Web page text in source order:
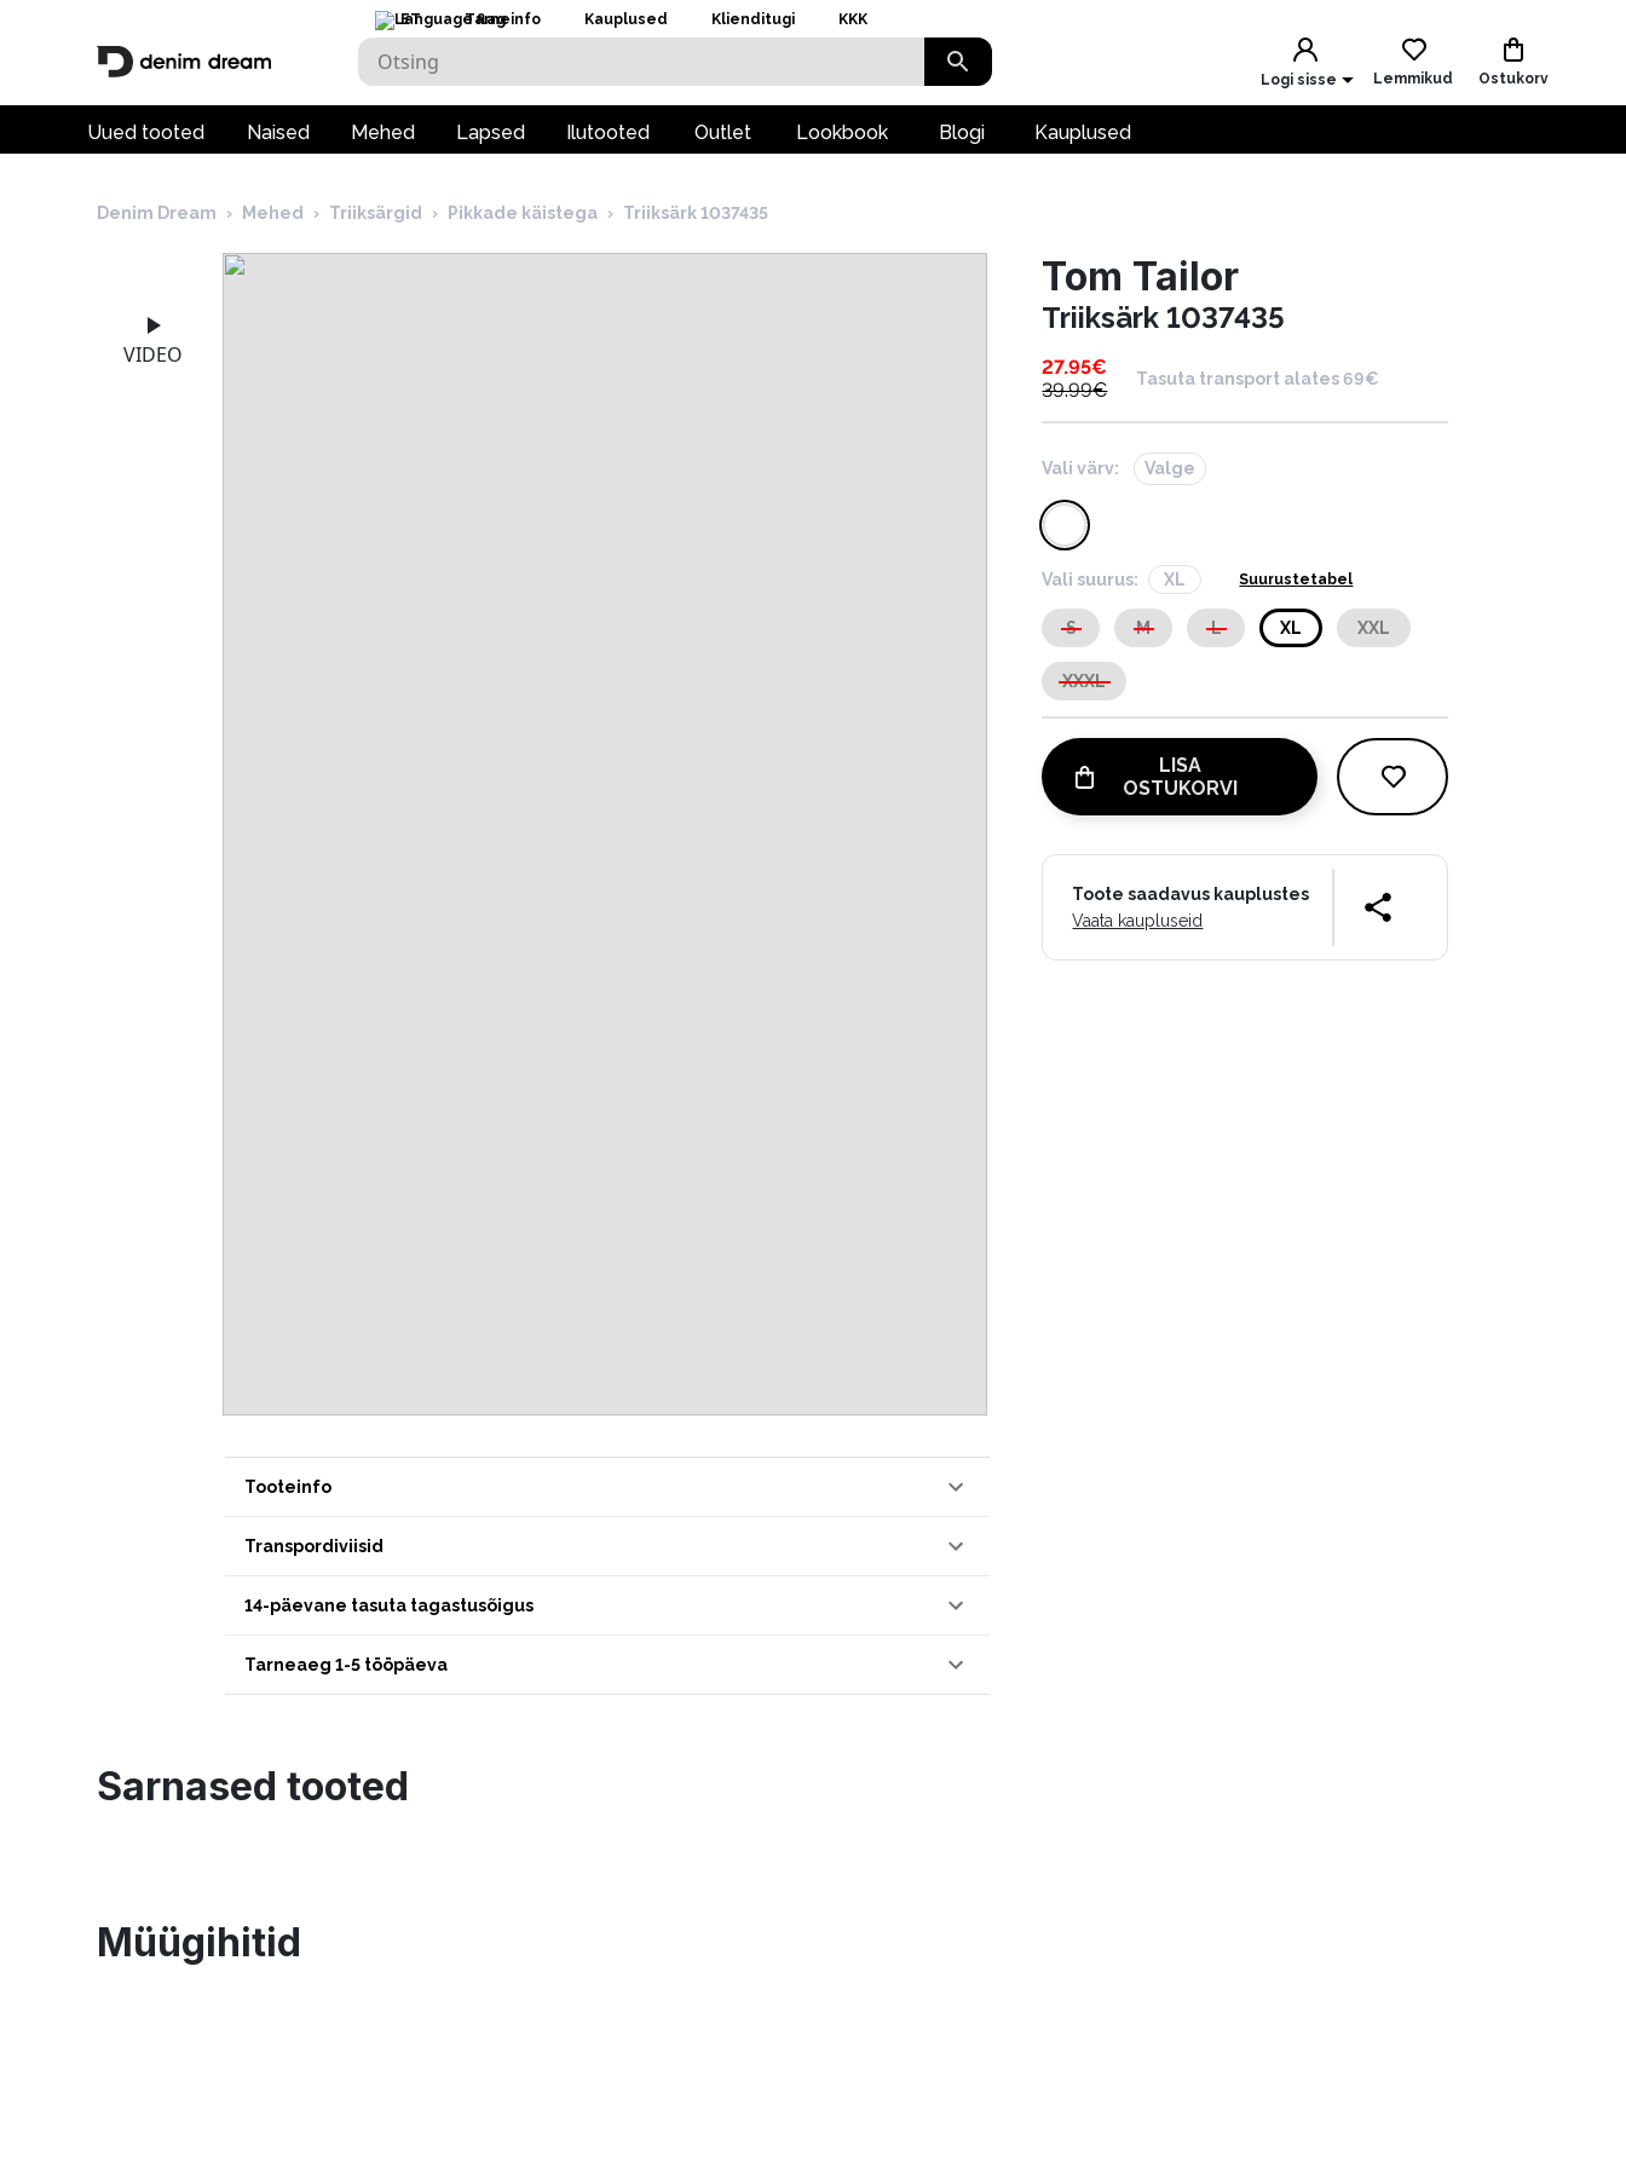
ET Tarneinfo Kauplused Klienditugi KKK
Logi sisse Lemmikud Ostukorv
Uued tooted Naised Mehed Lapsed Ilutooted Outlet Lookbook Blogi Kauplused
Denim Dream › Mehed › Triiksärgid › Pikkade käistega › Triiksärk 1037435
VIDEO
Tooteinfo
Transpordiviisid
14-päevane tasuta tagastusõigus
Tarneaeg 1-5 tööpäeva
Tom Tailor
Triiksärk 1037435
27.95€
39.99€
Tasuta transport alates 69€
Vali värv: Valge
Vali suurus: XL Suurustetabel
S M L XL XXL
XXXL
LISA
OSTUKORVI
Toote saadavus kauplustes
Vaata kaupluseid
Sarnased tooted
Müügihitid